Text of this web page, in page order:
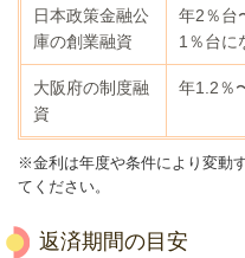
日本政策金融公
庫の創業融資
年2％台
1％台に
大阪府の制度融
資
年1.2％
※金利は年度や条件により変動
てください。
返済期間の目安